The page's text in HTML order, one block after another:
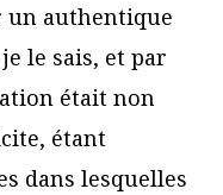
un authentique
le sais, et par
était non
étant
dans lesquelles